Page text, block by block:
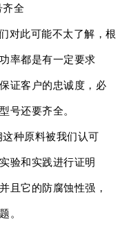
全
对此可能不太了解，根
率都是有一定要求
证客户的忠诚度，必
号还要齐全。
种原料被我们认可
验和实践进行证明
且它的防腐蚀性强，
。